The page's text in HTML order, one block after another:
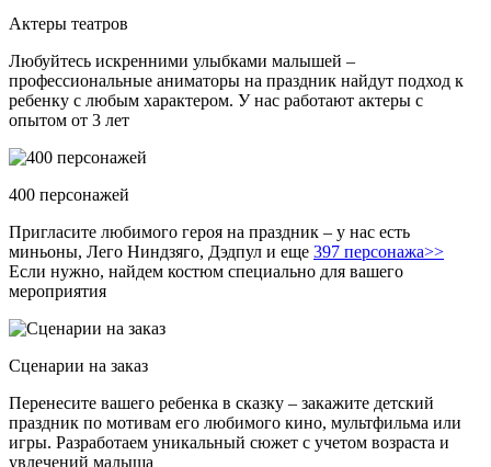
Актеры театров
Любуйтесь искренними улыбками малышей –
профессиональные аниматоры на праздник найдут подход к
ребенку с любым характером. У нас работают актеры с
опытом от 3 лет
400 персонажей
Пригласите любимого героя на праздник – у нас есть
миньоны, Лего Ниндзяго, Дэдпул и еще 397 персонажа>>
Если нужно, найдем костюм специально для вашего
мероприятия
Сценарии на заказ
Перенесите вашего ребенка в сказку – закажите детский
праздник по мотивам его любимого кино, мультфильма или
игры. Разработаем уникальный сюжет с учетом возраста и
увлечений малыша